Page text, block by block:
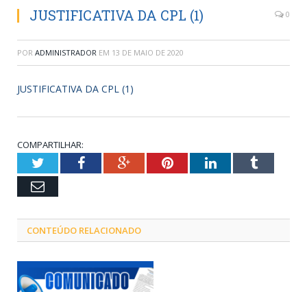
JUSTIFICATIVA DA CPL (1) 0
POR ADMINISTRADOR EM 13 DE MAIO DE 2020
JUSTIFICATIVA DA CPL (1)
COMPARTILHAR:
TwitterFacebookGoogle+PinterestLinkedInTumblr
Email
CONTEÚDO RELACIONADO